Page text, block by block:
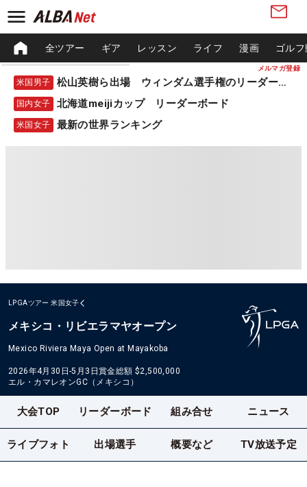
メルマガ登録
全ツアー ギア レッスン ライフ 漫画 ゴル
米国男子 松山英樹ら出場 ウィンダム選手権のリーダーボード
国内女子 北海道meijiカップ リーダーボード
米国女子 最新の世界ランキング
LPGAツアー 米国女子
メキシコ・リビエラマヤオープン
Mexico Riviera Maya Open at Mayakoba
2026年4月30日-5月3日賞金総額 $2,500,000
エル・カマレオンGC（メキシコ）
大会TOP リーダーボード 組み合せ ニュース
ライブフォト 出場選手 概要など TV放送予定